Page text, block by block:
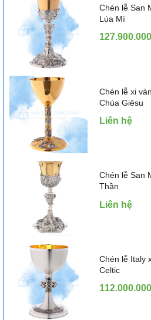
Chén lễ San
Lúa Mì
Chén lễ xi
Chúa Giêsu
Liên hệ
Chén lễ San
Thần
Liên hệ
Chén lễ Italy
Celtic